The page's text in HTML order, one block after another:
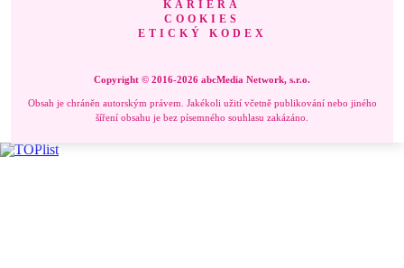
KARIÉRA
COOKIES
ETICKÝ KODEX
Copyright © 2016-2026 abcMedia Network, s.r.o.
Obsah je chráněn autorským právem. Jakékoli užití včetně publikování nebo jiného
šíření obsahu je bez písemného souhlasu zakázáno.